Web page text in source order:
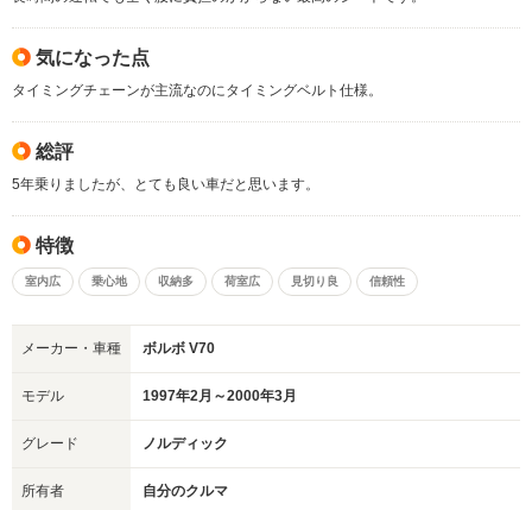
気になった点
タイミングチェーンが主流なのにタイミングベルト仕様。
総評
5年乗りましたが、とても良い車だと思います。
特徴
室内広 乗心地 収納多 荷室広 見切り良 信頼性
メーカー・車種 ボルボ V70
モデル 1997年2月～2000年3月
グレード ノルディック
所有者 自分のクルマ